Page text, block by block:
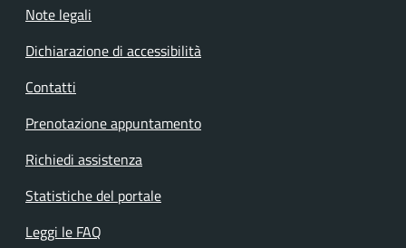
Note legali
Dichiarazione di accessibilità
Contatti
Prenotazione appuntamento
Richiedi assistenza
Statistiche del portale
Leggi le FAQ